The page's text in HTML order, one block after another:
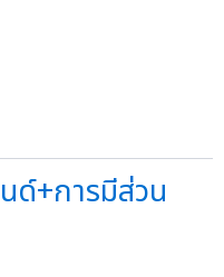
ด์+การมีส่วน